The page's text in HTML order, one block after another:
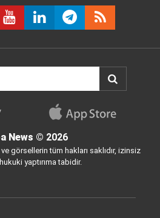
News © 2026
görsellerin tüm hakları saklıdır, izinsiz
hukuki yaptırıma tabidir.